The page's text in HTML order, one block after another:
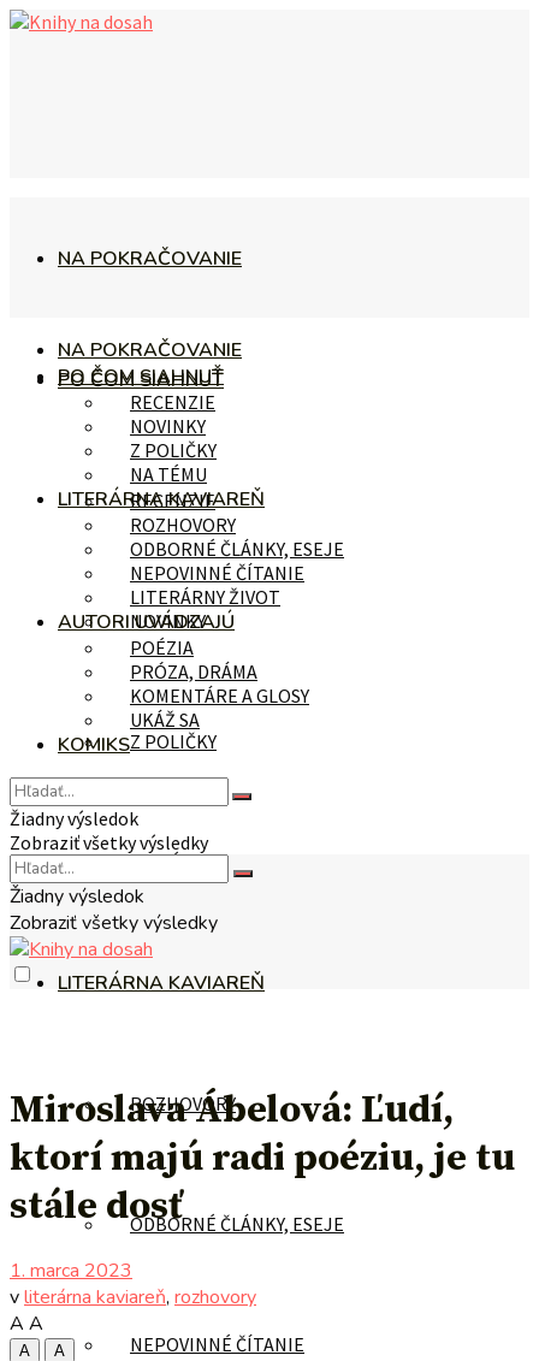
NA POKRAČOVANIE
PO ČOM SIAHNUŤ
RECENZIE
NOVINKY
Z POLIČKY
NA TÉMU
LITERÁRNA KAVIAREŇ
ROZHOVORY
ODBORNÉ ČLÁNKY, ESEJE
NEPOVINNÉ ČÍTANIE
NA POKRAČOVANIE
PO ČOM SIAHNUŤ
RECENZIE
NOVINKY
Z POLIČKY
NA TÉMU
LITERÁRNA KAVIAREŇ
ROZHOVORY
ODBORNÉ ČLÁNKY, ESEJE
NEPOVINNÉ ČÍTANIE
LITERÁRNY ŽIVOT
AUTORI UVÁDZAJÚ
POÉZIA
PRÓZA, DRÁMA
KOMENTÁRE A GLOSY
UKÁŽ SA
KOMIKS
Žiadny výsledok
Zobraziť všetky výsledky
Žiadny výsledok
Zobraziť všetky výsledky
Miroslava Ábelová: Ľudí,
ktorí majú radi poéziu, je tu
stále dosť
1. marca 2023
vliterárna kaviareň, rozhovory
A A
A
A